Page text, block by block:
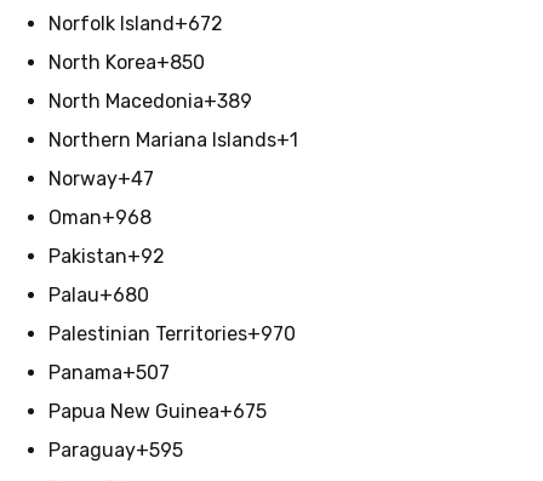
Norfolk Island+672
North Korea+850
North Macedonia+389
Northern Mariana Islands+1
Norway+47
Oman+968
Pakistan+92
Palau+680
Palestinian Territories+970
Panama+507
Papua New Guinea+675
Paraguay+595